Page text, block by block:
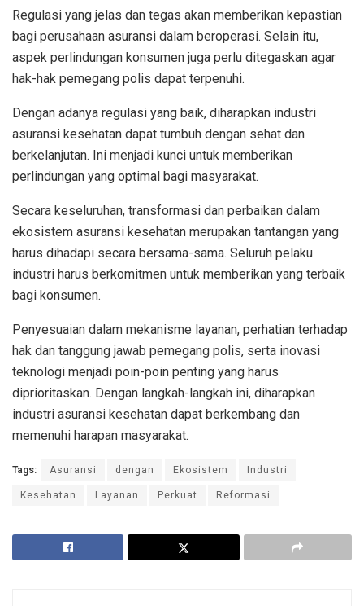
Regulasi yang jelas dan tegas akan memberikan kepastian
bagi perusahaan asuransi dalam beroperasi. Selain itu,
aspek perlindungan konsumen juga perlu ditegaskan agar
hak-hak pemegang polis dapat terpenuhi.
Dengan adanya regulasi yang baik, diharapkan industri
asuransi kesehatan dapat tumbuh dengan sehat dan
berkelanjutan. Ini menjadi kunci untuk memberikan
perlindungan yang optimal bagi masyarakat.
Secara keseluruhan, transformasi dan perbaikan dalam
ekosistem asuransi kesehatan merupakan tantangan yang
harus dihadapi secara bersama-sama. Seluruh pelaku
industri harus berkomitmen untuk memberikan yang terbaik
bagi konsumen.
Penyesuaian dalam mekanisme layanan, perhatian terhadap
hak dan tanggung jawab pemegang polis, serta inovasi
teknologi menjadi poin-poin penting yang harus
diprioritaskan. Dengan langkah-langkah ini, diharapkan
industri asuransi kesehatan dapat berkembang dan
memenuhi harapan masyarakat.
Tags: Asuransi dengan Ekosistem
Industri
Kesehatan
Layanan Perkuat Reformasi